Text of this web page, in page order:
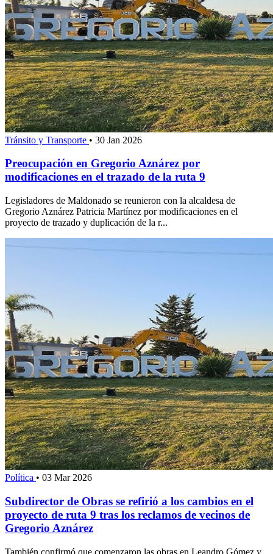
Tránsito y Transporte • 30 Jan 2026
Preocupación en Gregorio Aznárez por
modificaciones en el trazado de la ruta 9
Legisladores de Maldonado se reunieron con la alcaldesa de
Gregorio Aznárez Patricia Martínez por modificaciones en el
proyecto de trazado y duplicación de la r...
Política • 03 Mar 2026
Subdirector de Obras se refirió a los cambios en el
proyecto de ruta 9 tras los reclamos de vecinos de
Gregorio Aznárez
También confirmó que comenzaron las obras en Leandro Gómez y